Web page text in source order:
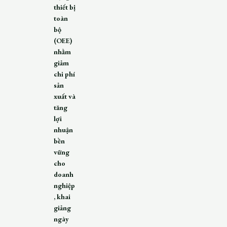
thiết bị
toàn
bộ
(OEE)
nhằm
giảm
chi phí
sản
xuất và
tăng
lợi
nhuận
bền
vững
cho
doanh
nghiệp
, khai
giảng
ngày